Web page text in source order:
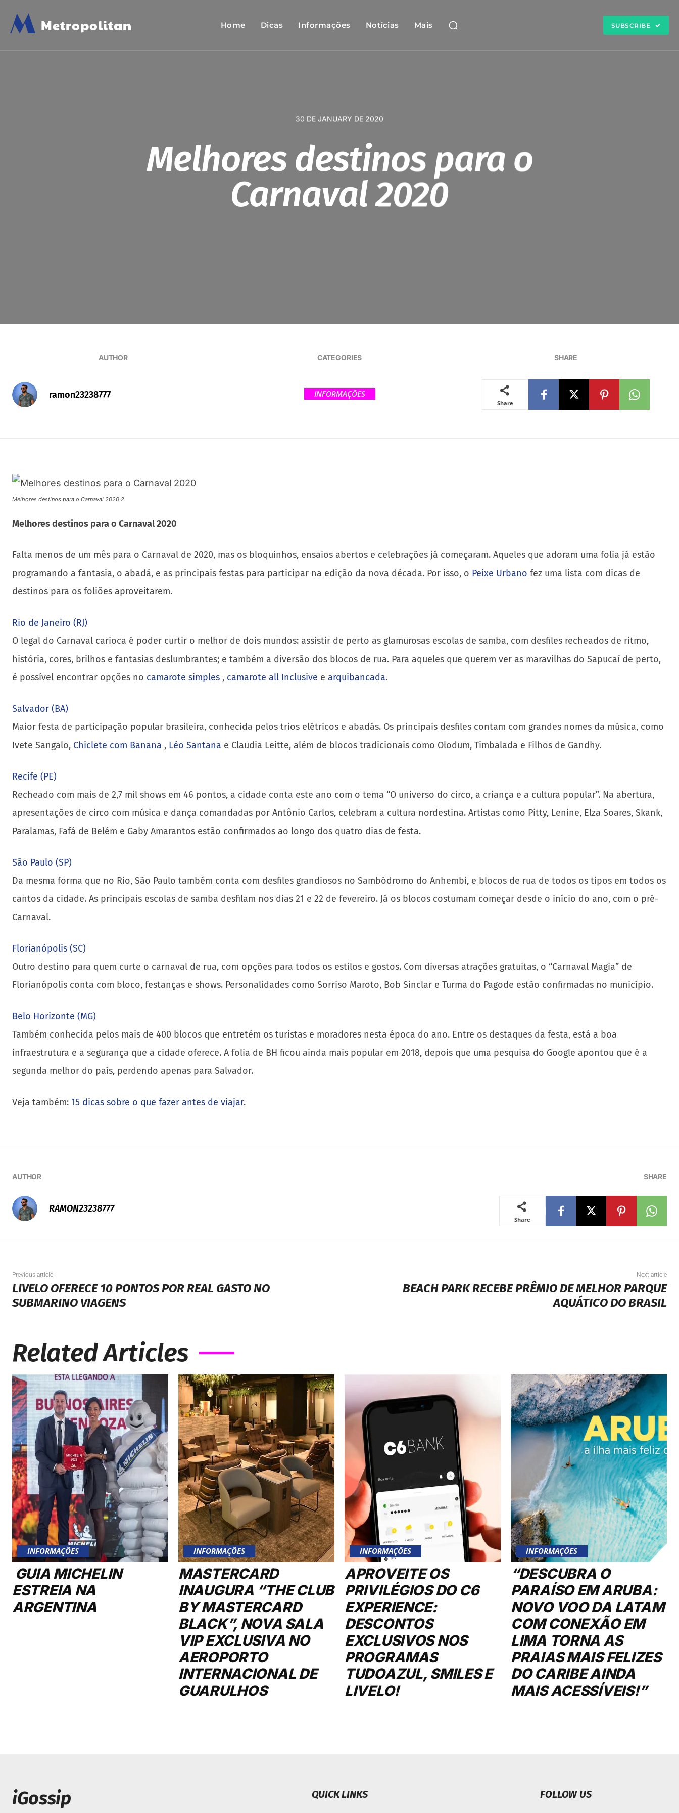
M Metropolitan Home Dicas Informações Notícias Mais SUBSCRIBE
30 DE JANUARY DE 2020
Melhores destinos para o
Carnaval 2020
AUTHOR
ramon23238777
CATEGORIES
INFORMAÇÕES
SHARE
Share
Melhores destinos para o Carnaval 2020 2
Melhores destinos para o Carnaval 2020
Falta menos de um mês para o Carnaval de 2020, mas os bloquinhos, ensaios abertos e celebrações já começaram. Aqueles que adoram uma folia já estão
programando a fantasia, o abadá, e as principais festas para participar na edição da nova década. Por isso, o Peixe Urbano fez uma lista com dicas de
destinos para os foliões aproveitarem.
Rio de Janeiro (RJ)
O legal do Carnaval carioca é poder curtir o melhor de dois mundos: assistir de perto as glamurosas escolas de samba, com desfiles recheados de ritmo,
história, cores, brilhos e fantasias deslumbrantes; e também a diversão dos blocos de rua. Para aqueles que querem ver as maravilhas do Sapucaí de perto,
é possível encontrar opções no camarote simples , camarote all Inclusive e arquibancada.
Salvador (BA)
Maior festa de participação popular brasileira, conhecida pelos trios elétricos e abadás. Os principais desfiles contam com grandes nomes da música, como
Ivete Sangalo, Chiclete com Banana , Léo Santana e Claudia Leitte, além de blocos tradicionais como Olodum, Timbalada e Filhos de Gandhy.
Recife (PE)
Recheado com mais de 2,7 mil shows em 46 pontos, a cidade conta este ano com o tema “O universo do circo, a criança e a cultura popular”. Na abertura,
apresentações de circo com música e dança comandadas por Antônio Carlos, celebram a cultura nordestina. Artistas como Pitty, Lenine, Elza Soares, Skank,
Paralamas, Fafá de Belém e Gaby Amarantos estão confirmados ao longo dos quatro dias de festa.
São Paulo (SP)
Da mesma forma que no Rio, São Paulo também conta com desfiles grandiosos no Sambódromo do Anhembi, e blocos de rua de todos os tipos em todos os
cantos da cidade. As principais escolas de samba desfilam nos dias 21 e 22 de fevereiro. Já os blocos costumam começar desde o início do ano, com o pré-
Carnaval.
Florianópolis (SC)
Outro destino para quem curte o carnaval de rua, com opções para todos os estilos e gostos. Com diversas atrações gratuitas, o “Carnaval Magia” de
Florianópolis conta com bloco, festanças e shows. Personalidades como Sorriso Maroto, Bob Sinclar e Turma do Pagode estão confirmadas no município.
Belo Horizonte (MG)
Também conhecida pelos mais de 400 blocos que entretém os turistas e moradores nesta época do ano. Entre os destaques da festa, está a boa
infraestrutura e a segurança que a cidade oferece. A folia de BH ficou ainda mais popular em 2018, depois que uma pesquisa do Google apontou que é a
segunda melhor do país, perdendo apenas para Salvador.
Veja também: 15 dicas sobre o que fazer antes de viajar.
AUTHOR
RAMON23238777
SHARE
Share
Previous article
LIVELO OFERECE 10 PONTOS POR REAL GASTO NO
SUBMARINO VIAGENS
Next article
BEACH PARK RECEBE PRÊMIO DE MELHOR PARQUE
AQUÁTICO DO BRASIL
Related Articles
INFORMAÇÕES
GUIA MICHELIN
ESTREIA NA
ARGENTINA
INFORMAÇÕES
MASTERCARD
INAUGURA “THE CLUB
BY MASTERCARD
BLACK”, NOVA SALA
VIP EXCLUSIVA NO
AEROPORTO
INTERNACIONAL DE
GUARULHOS
INFORMAÇÕES
APROVEITE OS
PRIVILÉGIOS DO C6
EXPERIENCE:
DESCONTOS
EXCLUSIVOS NOS
PROGRAMAS
TUDOAZUL, SMILES E
LIVELO!
INFORMAÇÕES
“DESCUBRA O
PARAÍSO EM ARUBA:
NOVO VOO DA LATAM
COM CONEXÃO EM
LIMA TORNA AS
PRAIAS MAIS FELIZES
DO CARIBE AINDA
MAIS ACESSÍVEIS!”
iGossip QUICK LINKS FOLLOW US